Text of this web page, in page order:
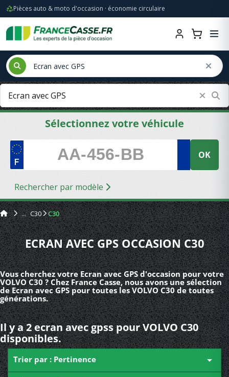
Pièces auto & moto d'occasion · économie circulaire
Sélectionnez votre véhicule
OK
Rechercher par modèle
C30 C30
ECRAN AVEC GPS OCCASION C30
Vous cherchez votre Ecran avec GPS d'occasion pour votre
VOLVO C30 ? Chez France Casse, nous avons une sélection
de Ecran avec GPS pour toutes les VOLVO C30 de toutes
générations.
Il y a 2 ecran avec gpss pour VOLVO C30
disponibles.
Trier par : Pertinence 